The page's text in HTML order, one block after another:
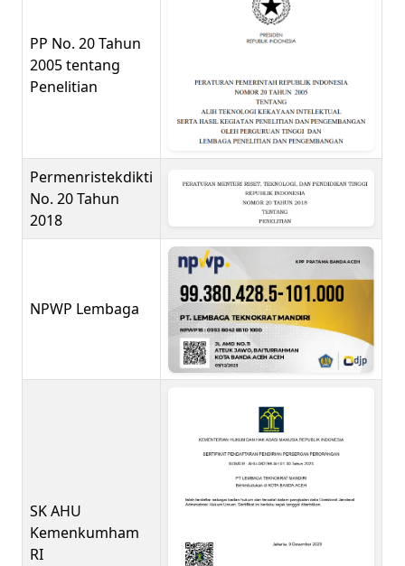
PP No. 20 Tahun
2005 tentang
Penelitian
Permenristekdikti
No. 20 Tahun
2018
NPWP Lembaga
SK AHU
Kemenkumham
RI